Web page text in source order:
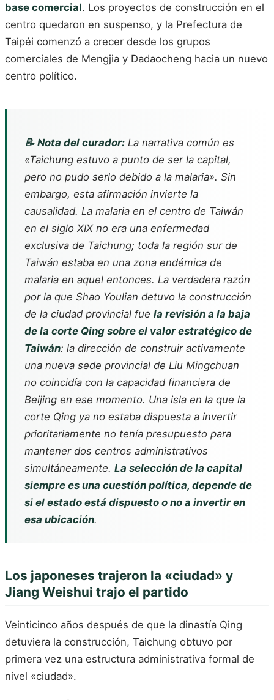
base comercial. Los proyectos de construcción en el
centro quedaron en suspenso, y la Prefectura de
Taipéi comenzó a crecer desde los grupos
comerciales de Mengjia y Dadaocheng hacia un nuevo
centro político.
📝 Nota del curador: La narrativa común es
«Taichung estuvo a punto de ser la capital,
pero no pudo serlo debido a la malaria». Sin
embargo, esta afirmación invierte la
causalidad. La malaria en el centro de Taiwán
en el siglo XIX no era una enfermedad
exclusiva de Taichung; toda la región sur de
Taiwán estaba en una zona endémica de
malaria en aquel entonces. La verdadera razón
por la que Shao Youlian detuvo la construcción
de la ciudad provincial fue la revisión a la baja
de la corte Qing sobre el valor estratégico de
Taiwán: la dirección de construir activamente
una nueva sede provincial de Liu Mingchuan
no coincidía con la capacidad financiera de
Beijing en ese momento. Una isla en la que la
corte Qing ya no estaba dispuesta a invertir
prioritariamente no tenía presupuesto para
mantener dos centros administrativos
simultáneamente. La selección de la capital
siempre es una cuestión política, depende de
si el estado está dispuesto o no a invertir en
esa ubicación.
Los japoneses trajeron la «ciudad» y
Jiang Weishui trajo el partido
Veinticinco años después de que la dinastía Qing
detuviera la construcción, Taichung obtuvo por
primera vez una estructura administrativa formal de
nivel «ciudad».